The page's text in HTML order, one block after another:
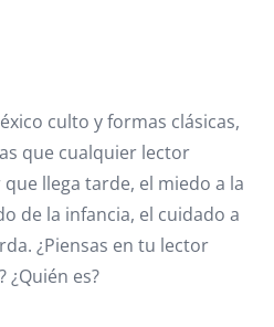
culto y formas clásicas,
que cualquier lector
llega tarde, el miedo a la
de la infancia, el cuidado a
¿Piensas en tu lector
¿Quién es?